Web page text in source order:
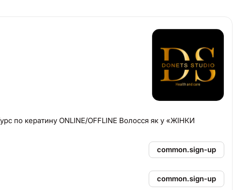
по кератину ONLINE/OFFLINE Волосся як у «ЖІНКИ
common.sign-up
common.sign-up